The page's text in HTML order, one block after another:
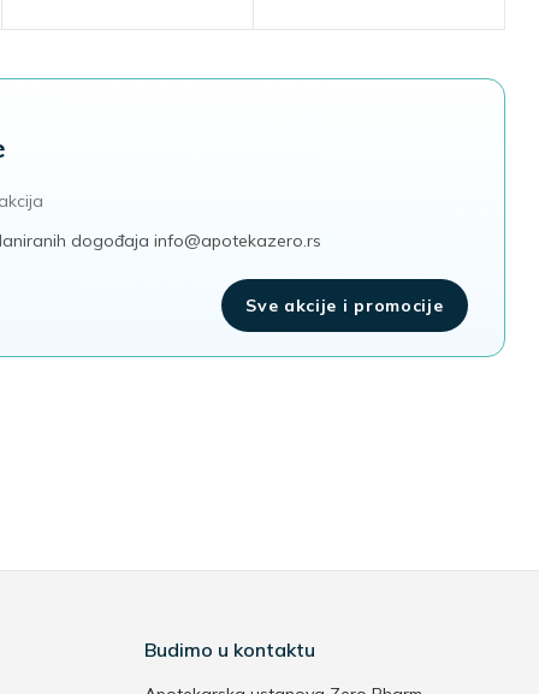
dogođaja info@apotekazero.rs
Sve akcije i promocije
Budimo u kontaktu